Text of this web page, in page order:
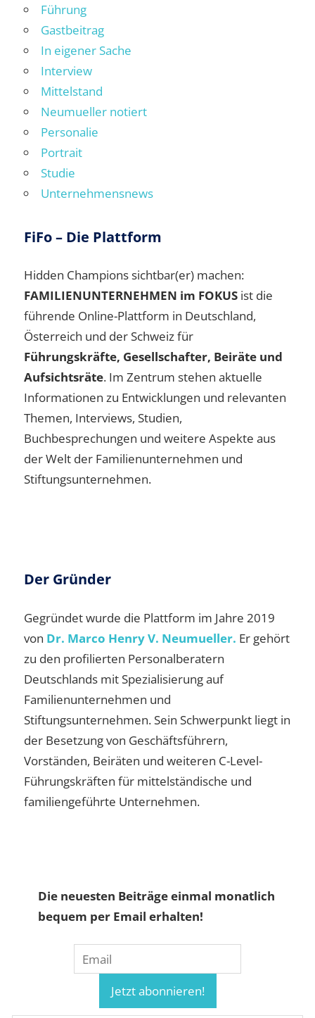
Führung
Gastbeitrag
In eigener Sache
Interview
Mittelstand
Neumueller notiert
Personalie
Portrait
Studie
Unternehmensnews
FiFo – Die Plattform
Hidden Champions sichtbar(er) machen:
FAMILIENUNTERNEHMEN im FOKUS ist die
führende Online-Plattform in Deutschland,
Österreich und der Schweiz für
Führungskräfte, Gesellschafter, Beiräte und
Aufsichtsräte. Im Zentrum stehen aktuelle
Informationen zu Entwicklungen und relevanten
Themen, Interviews, Studien,
Buchbesprechungen und weitere Aspekte aus
der Welt der Familienunternehmen und
Stiftungsunternehmen.
Der Gründer
Gegründet wurde die Plattform im Jahre 2019
von Dr. Marco Henry V. Neumueller. Er gehört
zu den profilierten Personalberatern
Deutschlands mit Spezialisierung auf
Familienunternehmen und
Stiftungsunternehmen. Sein Schwerpunkt liegt in
der Besetzung von Geschäftsführern,
Vorständen, Beiräten und weiteren C-Level-
Führungskräften für mittelständische und
familiengeführte Unternehmen.
Die neuesten Beiträge einmal monatlich
bequem per Email erhalten!